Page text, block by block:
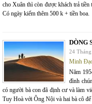
cho Xuân thì còn được khách trả
Có ngày kiếm thêm 500 k + tiền boa.
DÒNG
24
Minh
Năm
đình
có người bà con đã định cư và làm
Tuy Hoà với Ông Nội và hai bà cô